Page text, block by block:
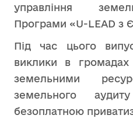
управління
Програми «U-LEAD з
Під час цього
виклики в
земельними
земельного
безоплатною